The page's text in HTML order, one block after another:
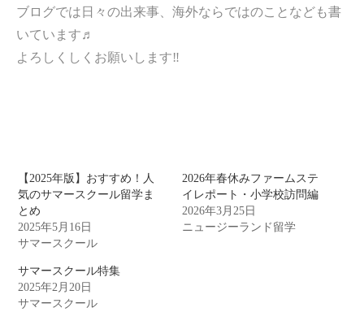
ブログでは日々の出来事、海外ならではのことなども書
いています♬
よろしくしくお願いします‼︎
【2025年版】おすすめ！人
気のサマースクール留学ま
とめ
2025年5月16日
サマースクール
2026年春休みファームステ
イレポート・小学校訪問編
2026年3月25日
ニュージーランド留学
サマースクール特集
2025年2月20日
サマースクール